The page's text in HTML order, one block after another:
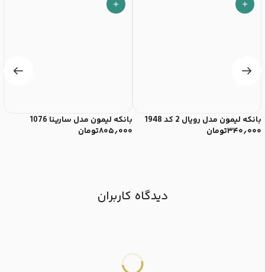
بانکه لیمون مدل رویال 2 کد 1948
۳۴۰٫۰۰۰تومان
بانکه لیمون مدل سارینا 1076
۸۰۵٫۰۰۰تومان
دیدگاه کاربران